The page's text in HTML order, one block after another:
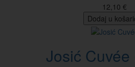
12,10 €
Dodaj u
Josić Cuvée